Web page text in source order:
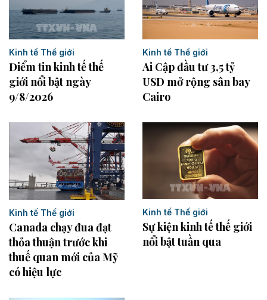
Kinh tế Thế giới
Điểm tin kinh tế thế
giới nổi bật ngày
9/8/2026
Kinh tế Thế giới
Ai Cập đầu tư 3,5 tỷ
USD mở rộng sân bay
Cairo
Kinh tế Thế giới
Canada chạy đua đạt
thỏa thuận trước khi
thuế quan mới của Mỹ
có hiệu lực
Kinh tế Thế giới
Sự kiện kinh tế thế giới
nổi bật tuần qua